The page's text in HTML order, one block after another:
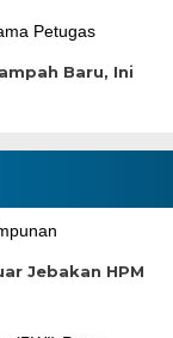
Baru, Ini
Jebakan HPM